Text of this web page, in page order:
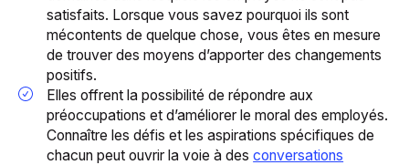
satisfaits. Lorsque vous savez pourquoi ils sont
mécontents de quelque chose, vous êtes en mesure
de trouver des moyens d’apporter des changements
positifs.
Elles offrent la possibilité de répondre aux
préoccupations et d’améliorer le moral des employés.
Connaître les défis et les aspirations spécifiques de
chacun peut ouvrir la voie à desconversations